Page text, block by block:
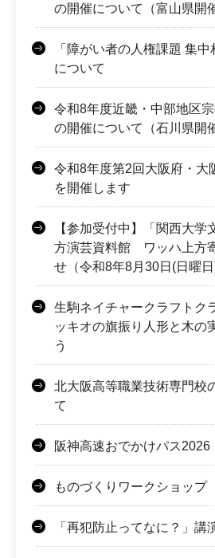
の開催について（富山県開
「障がい者の人権課題 集中
について
令和8年度近畿・中部地区
の開催について（石川県開
令和8年度第2回大阪府・大
を開催します
【参加受付中】「関西大学
方演芸資料館 ワッハ上方
せ（令和8年8月30日(日曜日)
生駒ネイチャークラフトク
ッキオの旗振り人形と木の
う
北大阪高等職業技術専門校
て
阪神高速おでかけパス2026
ものづくりワークショップ
「再犯防止ってなに？」講